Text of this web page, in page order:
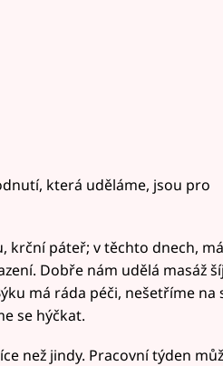
která uděláme, jsou pro
krční páteř; v těchto dnech,
Dobře nám udělá masáž
má ráda péči, nešetříme na
se hýčkat.
než jindy. Pracovní týden